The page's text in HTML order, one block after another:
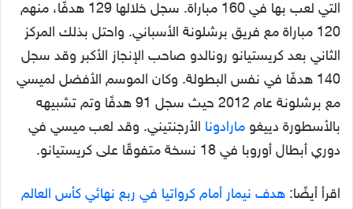
التي لعب بها في 160 مباراة. سجل خلالها 129 هدفًا، منهم
120 مباراة مع فريق برشلونة الأسباني. واحتل بذلك المركز
الثاني بعد كريستيانو رونالدو صاحب الإنجاز الأكبر وقد سجل
140 هدفًا في نفس البطولة. وكان الموسم الأفضل لميسي
مع برشلونة عام 2012 حيث سجل 91 هدفًا وتم تشبيهه
بالأسطورة دييغو مارادونا الأرجنتيني. وقد لعب ميسي في
دوري أبطال أوروبا في 18 نسخة متفوقًا على كريستيانو.
اقرأ أيضًا: هدف نيمار أمام كرواتيا في ربع نهائي كأس العالم